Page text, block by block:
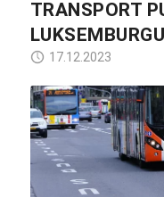
TRANSPORT
LUKSEMBURGU
17.12.2023